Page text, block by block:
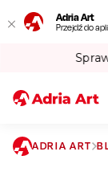
Adria Art
Przejdź do
ADRIA ART